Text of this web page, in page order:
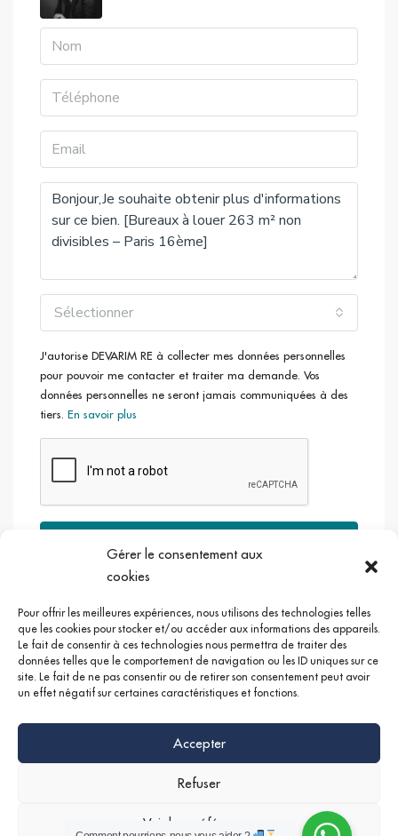
Gérer le consentement aux
cookies
Pour offrir les meilleures expériences, nous utilisons des technologies telles
que les cookies pour stocker et/ou accéder aux informations des appareils.
Le fait de consentir à ces technologies nous permettra de traiter des
données telles que le comportement de navigation ou les ID uniques sur ce
site. Le fait de ne pas consentir ou de retirer son consentement peut avoir
un effet négatif sur certaines caractéristiques et fonctions.
Accepter
Refuser
Voir les préférences
Accès direct à la surface depuis le parking
Hauteur sous plafond de 3,35m
Sélectionner
J'autorise DEVARIM RE à collecter mes données personnelles
pour pouvoir me contacter et traiter ma demande. Vos
données personnelles ne seront jamais communiquées à des
tiers. En savoir plus
Google + Linkedin Instagram